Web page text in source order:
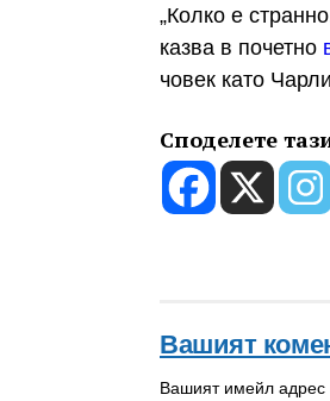
„Колко е
казва в почетно
човек като
Споделете
Вашият
Вашият имейл адрес